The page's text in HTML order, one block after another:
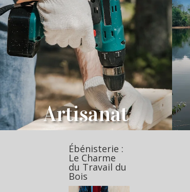
Artisanat
Ébénisterie :
Le Charme
du Travail du
Bois